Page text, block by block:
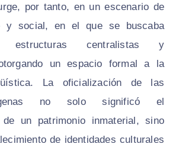
por tanto, en un escenario de
y social, en el que se buscaba
estructuras centralistas y
un espacio formal a la
La oficialización de las
no solo significó el
de un patrimonio inmaterial, sino
de identidades culturales